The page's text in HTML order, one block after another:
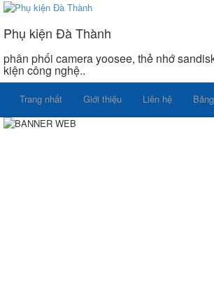
Phụ kiện Đà Thành
phân phối camera yoosee, thẻ nhớ
kiện công nghệ..
Trang nhất Giới thiệu Liên hệ